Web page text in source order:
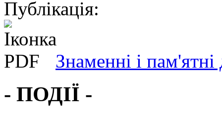
Публікація:
Знаменні і
- ПОДІЇ -